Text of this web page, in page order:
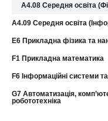
A4.08 Середня освіта
А4.09 Середня освіта
E6 Прикладна фізика та
F1 Прикладна математика
F6 Інформаційні системи та
G7 Автоматизація,
робототехніка